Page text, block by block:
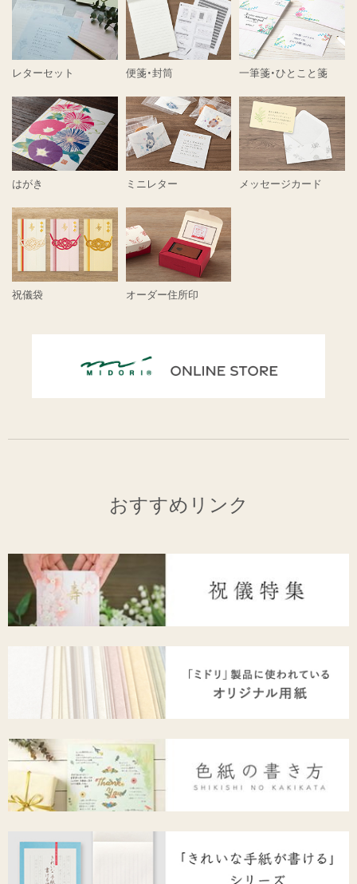
レターセット 便箋・封筒 一筆箋・ひとこと箋
はがき ミニレター メッセージカード
祝儀袋 オーダー住所印
おすすめリンク